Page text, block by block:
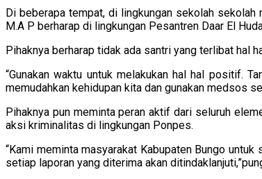
Di beberapa tempat, di lingkungan sekolah sekolah
M.A P berharap di lingkungan Pesantren Daar El
Pihaknya berharap tidak ada santri yang terlibat hal
“Gunakan waktu untuk melakukan hal hal positif.
memudahkan kehidupan kita dan gunakan medsos
Pihaknya pun meminta peran aktif dari seluruh
aksi kriminalitas di lingkungan Ponpes.
“Kami meminta masyarakat Kabupaten Bungo
setiap laporan yang diterima akan